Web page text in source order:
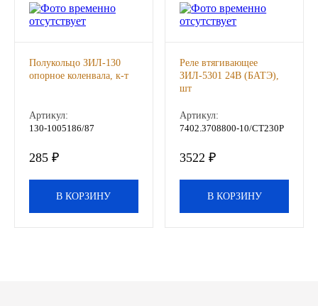
Автожидкости
Специальные жидкости
Автосмазки
CHEVRON
Полукольцо ЗИЛ-130
опорное коленвала, к-т
Артикул:
130-1005186/87
285 ₽
В КОРЗИНУ
Реле втягивающее
ЗИЛ-5301 24В (БАТЭ),
шт
Артикул:
7402.3708800-10/СТ230Р
3522 ₽
В КОРЗИНУ